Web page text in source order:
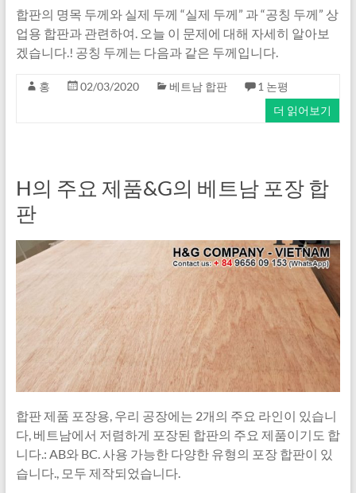
합판의 명목 두께와 실제 두께 “실제 두께” 과 “공칭 두께” 상
업용 합판과 관련하여. 오늘 이 문제에 대해 자세히 알아보
겠습니다.! 공칭 두께는 다음과 같은 두께입니다.
홍 02/03/2020 베트남 합판
1 논평
더 읽어보기
H의 주요 제품&G의 베트남 포장 합
판
합판 제품 포장용, 우리 공장에는 2개의 주요 라인이 있습니
다, 베트남에서 저렴하게 포장된 합판의 주요 제품이기도 합
니다.: AB와 BC. 사용 가능한 다양한 유형의 포장 합판이 있
습니다., 모두 제작되었습니다.